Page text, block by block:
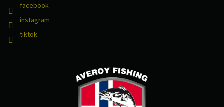
facebook
instagram
tiktok